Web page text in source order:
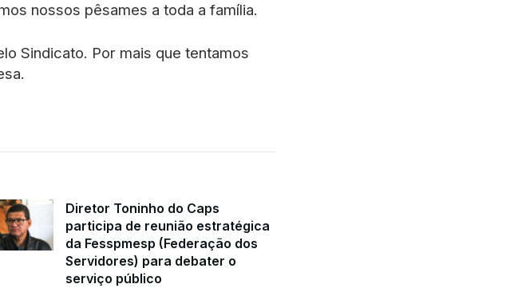
nossos pêsames a toda a família.
Sindicato. Por mais que tentamos
Diretor Toninho do Caps
participa de reunião estratégica
da Fesspmesp (Federação dos
Servidores) para debater o
serviço público